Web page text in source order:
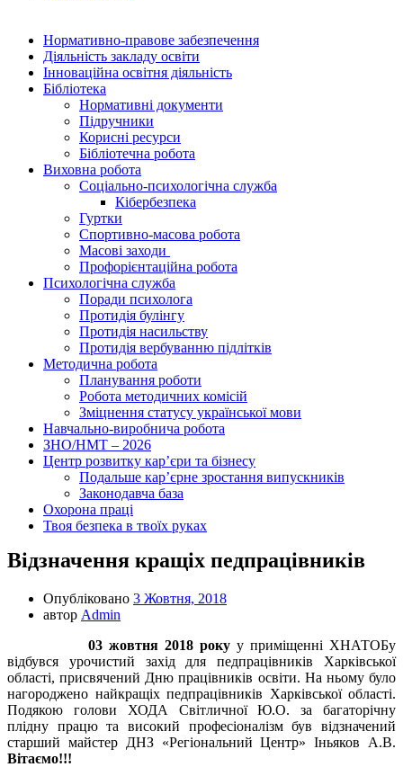
Нормативно-правове забезпечення
Діяльність закладу освіти
Інноваційна освітня діяльність
Бібліотека
Нормативні документи
Підручники
Корисні ресурси
Бібліотечна робота
Виховна робота
Соціально-психологічна служба
Кібербезпека
Гуртки
Спортивно-масова робота
Масові заходи
Профорієнтаційна робота
Психологічна служба
Поради психолога
Протидія булінгу
Протидія насильству
Протидія вербуванню підлітків
Методична робота
Планування роботи
Робота методичних комісій
Зміцнення статусу української мови
Навчально-виробнича робота
ЗНО/НМТ – 2026
Центр розвитку кар’єри та бізнесу
Подальше кар’єрне зростання випускників
Законодавча база
Охорона праці
Твоя безпека в твоїх руках
Відзначення кращіх педпрацівників
Опубліковано 3 Жовтня, 2018
автор Admin
03 жовтня 2018 року у приміщенні ХНАТОБу
відбувся урочистий захід для педпрацівників Харківської
області, присвячений Дню працівників освіти. На ньому було
нагороджено найкращіх педпрацівників Харківської області.
Подякою голови ХОДА Світличної Ю.О. за багаторічну
плідну працю та високий професіоналізм був відзначений
старший майстер ДНЗ «Регіональний Центр» Іньяков А.В.
Вітаємо!!!